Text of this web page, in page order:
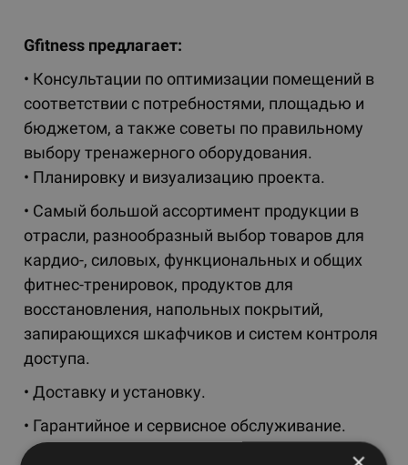
Gfitness предлагает:
• Консультации по оптимизации помещений в
соответствии с потребностями, площадью и
бюджетом, а также советы по правильному
выбору тренажерного оборудования.
• Планировку и визуализацию проекта.
• Самый большой ассортимент продукции в
отрасли, разнообразный выбор товаров для
кардио-, силовых, функциональных и общих
фитнес-тренировок, продуктов для
восстановления, напольных покрытий,
запирающихся шкафчиков и систем контроля
доступа.
• Доставку и установку.
• Гарантийное и сервисное обслуживание.
• Обучение по продуктам для персонала.